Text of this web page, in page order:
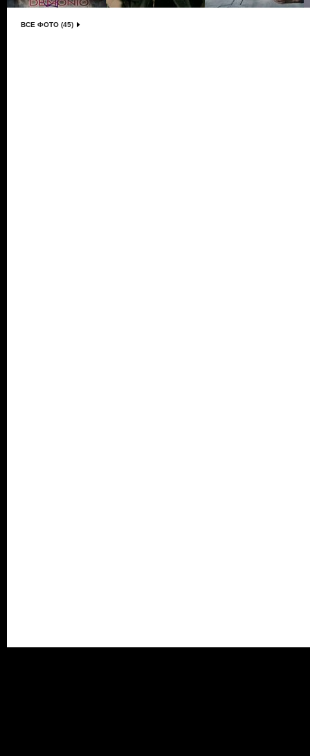
ВСЕ ФОТО (45)